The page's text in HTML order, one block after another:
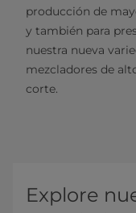
producción de
y también para
nuestra nueva
mezcladores de
corte.
Explore